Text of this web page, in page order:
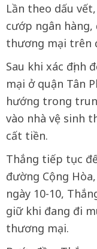
Lần theo dấu
cướp ngân
thương mại trên
Sau khi xác định
mại ở quận Tân
hướng trong
vào nhà vệ sinh
cất tiền.
Thắng tiếp tục
đường Cộng
ngày 10-10,
giữ khi đang đi
thương mại.